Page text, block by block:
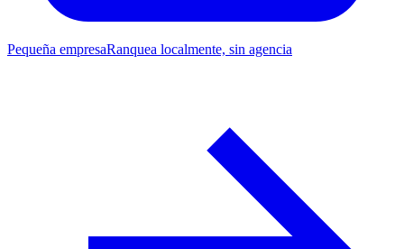
Pequeña empresaRanquea localmente, sin agencia